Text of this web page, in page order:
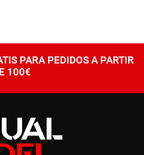
PARA PEDIDOS A PARTIR
100€